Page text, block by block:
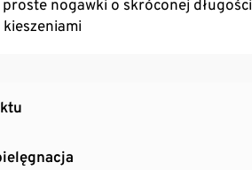
proste nogawki o skróconej długości
kieszeniami